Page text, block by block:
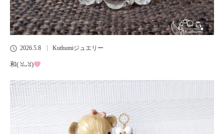
2026.5.8 Kuthumiジュエリー
和(⁠ ⁠ꈍ⁠ᴗ⁠ꈍ⁠)